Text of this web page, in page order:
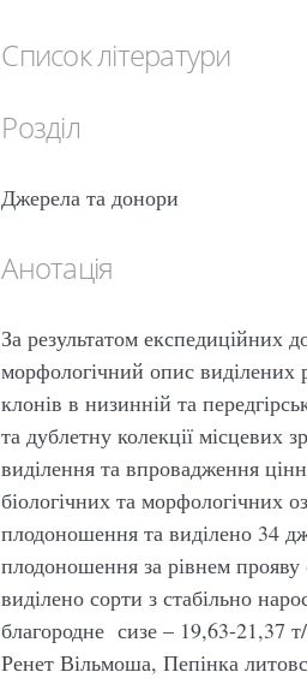
Список літератури
Розділ
Джерела та донори
Анотація
За результатом експедиційних
морфологічний опис виділених
клонів в низинній та
та дублетну колекції місцевих
виділення та впровадження
біологічних та морфологічних
плодоношення та виділено 34
плодоношення за рівнем прояву
виділено сорти з стабільно
благородне сизе – 19,63-21,37
Ренет Вільмоша, Пепінка